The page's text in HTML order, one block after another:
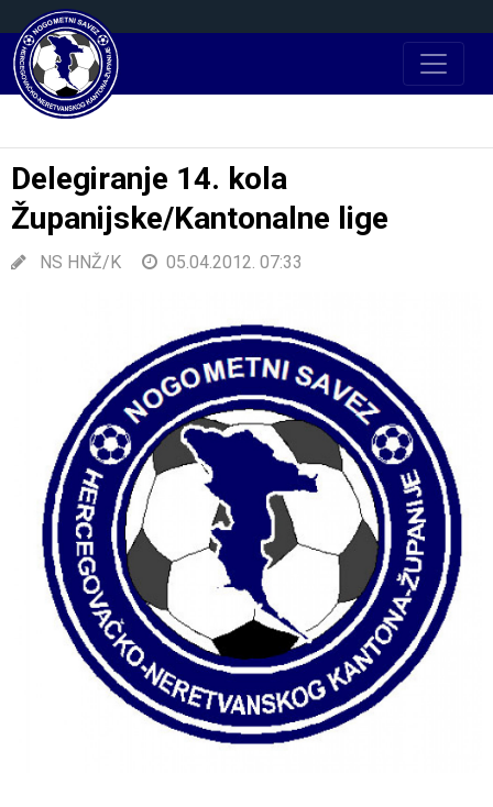
Delegiranje 14. kola
Županijske/Kantonalne lige
NS HNŽ/K 05.04.2012. 07:33